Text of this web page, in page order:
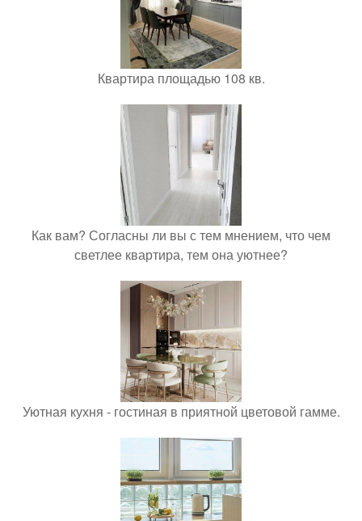
Квартира площадью 108 кв.
Как вам? Согласны ли вы с тем мнением, что чем
светлее квартира, тем она уютнее?
Уютная кухня - гостиная в приятной цветовой гамме.